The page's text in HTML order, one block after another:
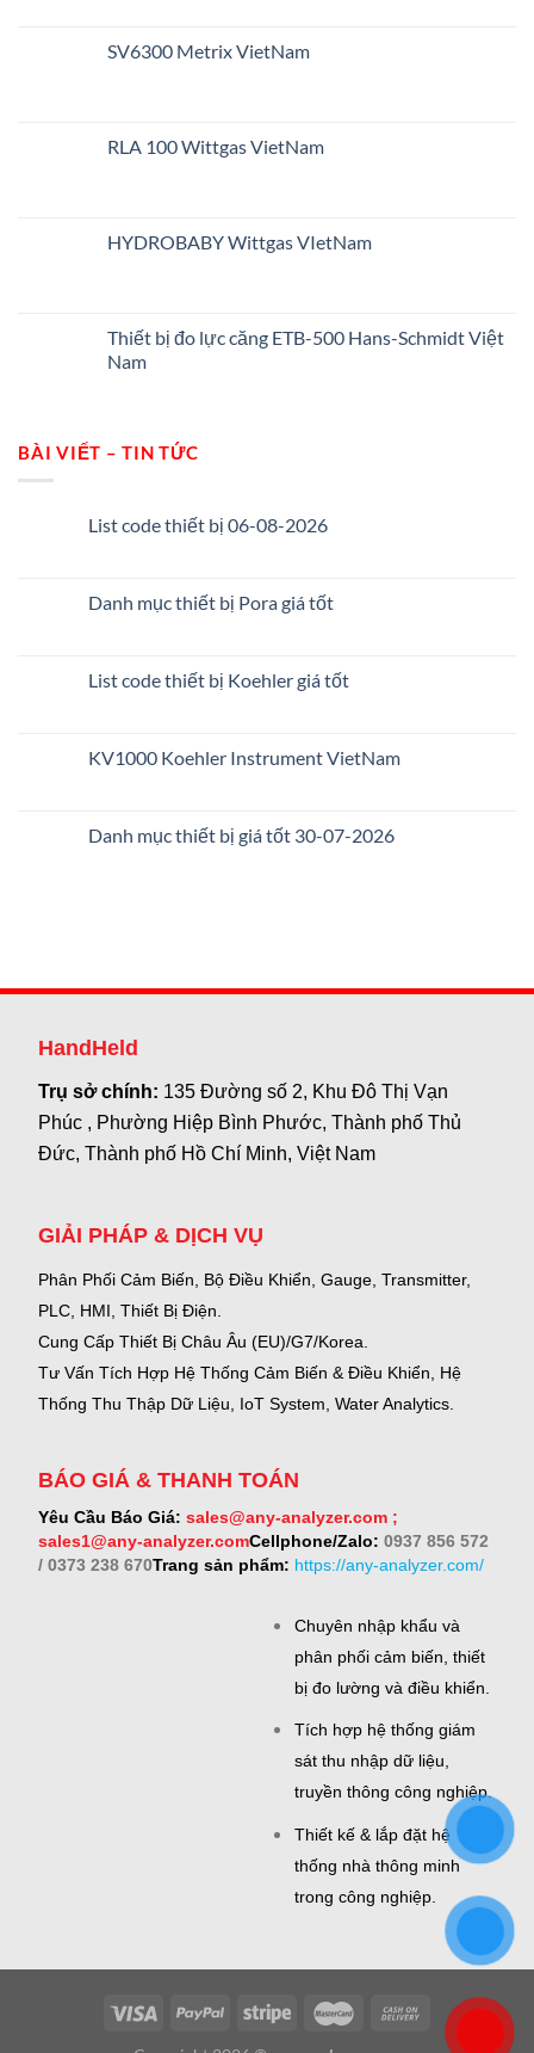
SV6300 Metrix VietNam
RLA 100 Wittgas VietNam
HYDROBABY Wittgas VIetNam
Thiết bị đo lực căng ETB-500 Hans-Schmidt Việt
Nam
BÀI VIẾT – TIN TỨC
List code thiết bị 06-08-2026
Danh mục thiết bị Pora giá tốt
List code thiết bị Koehler giá tốt
KV1000 Koehler Instrument VietNam
Danh mục thiết bị giá tốt 30-07-2026
HandHeld
Trụ sở chính: 135 Đường số 2, Khu Đô Thị Vạn
Phúc , Phường Hiệp Bình Phước, Thành phố Thủ
Đức, Thành phố Hồ Chí Minh, Việt Nam
GIẢI PHÁP & DỊCH VỤ
Phân Phối Cảm Biến, Bộ Điều Khiển, Gauge, Transmitter,
PLC, HMI, Thiết Bị Điện.
Cung Cấp Thiết Bị Châu Âu (EU)/G7/Korea.
Tư Vấn Tích Hợp Hệ Thống Cảm Biến & Điều Khiển, Hệ
Thống Thu Thập Dữ Liệu, IoT System, Water Analytics.
BÁO GIÁ & THANH TOÁN
Yêu Cầu Báo Giá: sales@any-analyzer.com ;
sales1@any-analyzer.comCellphone/Zalo: 0937 856 572
/ 0373 238 670Trang sản phẩm: https://any-analyzer.com/
Chuyên nhập khẩu và
phân phối cảm biến, thiết
bị đo lường và điều khiển.
Tích hợp hệ thống giám
sát thu nhập dữ liệu,
truyền thông công nghiệp.
Thiết kế & lắp đặt hệ
thống nhà thông minh
trong công nghiệp.